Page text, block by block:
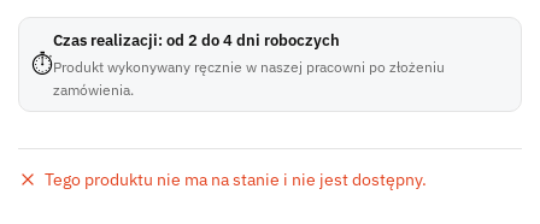
⏱
Czas realizacji: od 2 do 4 dni roboczych
Produkt wykonywany ręcznie w naszej pracowni po złożeniu
zamówienia.
Tego produktu nie ma na stanie i nie jest dostępny.